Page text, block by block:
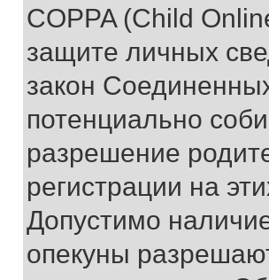
COPPA (Child
защите личных
закон
потенциально
разрешение
регистрации на
Допустимо
опекуны